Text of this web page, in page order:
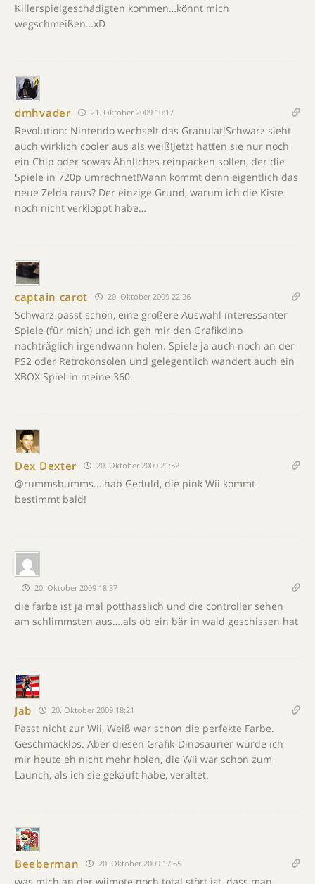
Killerspielgeschädigten kommen…könnt mich
wegschmeißen…xD
dmhvader 21. Oktober 2009 10:17
Revolution: Nintendo wechselt das Granulat!Schwarz sieht
auch wirklich cooler aus als weiß!Jetzt hätten sie nur noch
ein Chip oder sowas Ähnliches reinpacken sollen, der die
Spiele in 720p umrechnet!Wann kommt denn eigentlich das
neue Zelda raus? Der einzige Grund, warum ich die Kiste
noch nicht verkloppt habe…
captain carot 20. Oktober 2009 22:36
Schwarz passt schon, eine größere Auswahl interessanter
Spiele (für mich) und ich geh mir den Grafikdino
nachträglich irgendwann holen. Spiele ja auch noch an der
PS2 oder Retrokonsolen und gelegentlich wandert auch ein
XBOX Spiel in meine 360.
Dex Dexter 20. Oktober 2009 21:52
@rummsbumms… hab Geduld, die pink Wii kommt
bestimmt bald!
20. Oktober 2009 18:37
die farbe ist ja mal potthässlich und die controller sehen
am schlimmsten aus….als ob ein bär in wald geschissen hat
Jab 20. Oktober 2009 18:21
Passt nicht zur Wii, Weiß war schon die perfekte Farbe.
Geschmacklos. Aber diesen Grafik-Dinosaurier würde ich
mir heute eh nicht mehr holen, die Wii war schon zum
Launch, als ich sie gekauft habe, veraltet.
Beeberman 20. Oktober 2009 17:55